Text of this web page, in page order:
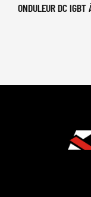
ONDULEUR DC